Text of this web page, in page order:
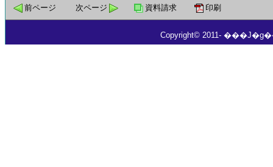
前ページ 次ページ 資料請求 印刷
Copyright© 2011-